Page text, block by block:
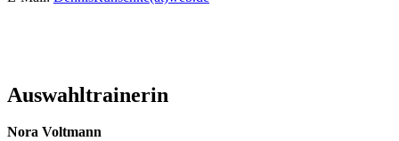
Auswahltrainerin
Nora Voltmann